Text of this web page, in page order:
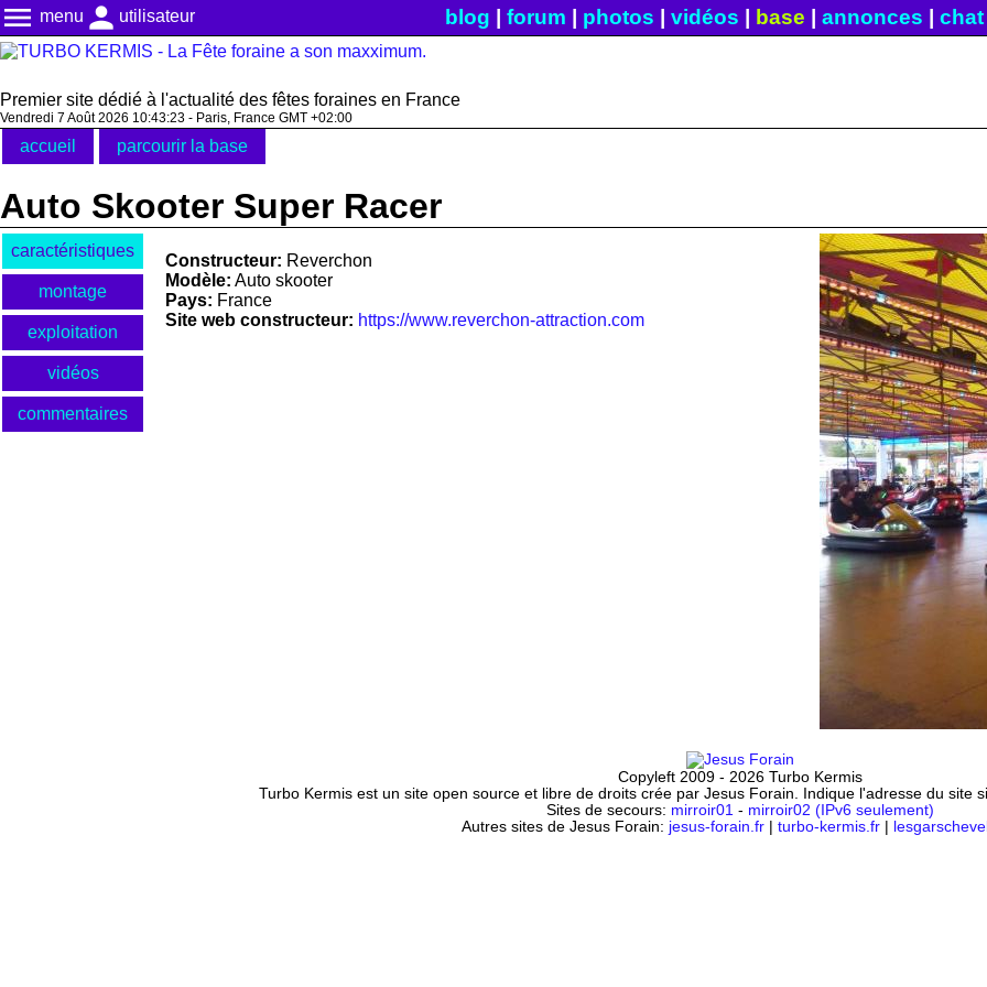
menu menu person utilisateur blog forum photos vidéos base annonces chat|
Premier site dédié à l'actualité des fêtes foraines en France
Vendredi 7 Août 2026 10:43:23 - Paris, France GMT +02:00
accueil parcourir la base
Auto Skooter Super Racer
caractéristiques
montage
exploitation
vidéos
commentaires
Constructeur: Reverchon
Modèle: Auto skooter
Pays: France
Site web constructeur: https://www.reverchon-attraction.com
Copyleft 2009 - 2026 Turbo Kermis
Turbo Kermis est un site open source et libre de droits crée par Jesus Forain. Indique l'adresse du site
Sites de secours: mirroir01 - mirroir02 (IPv6 seulement)
Autres sites de Jesus Forain: jesus-forain.fr| turbo-kermis.fr|